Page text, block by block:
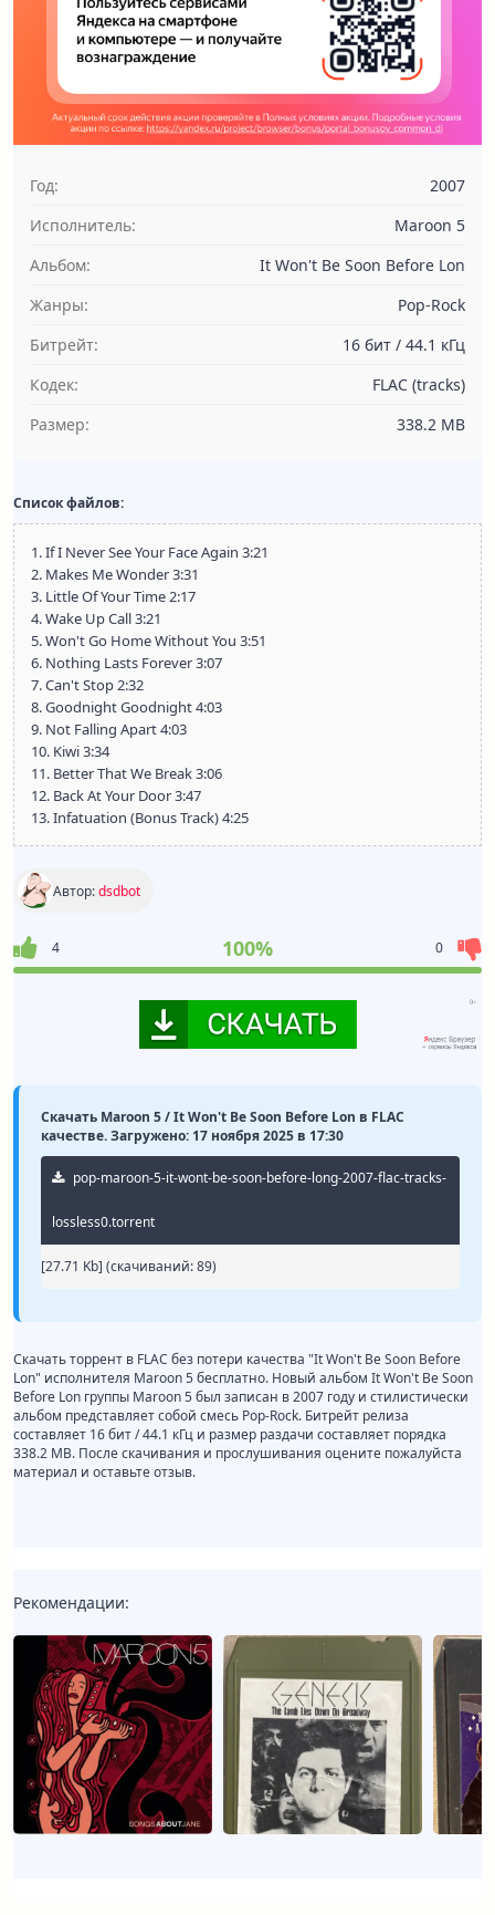
Год:
2007
Исполнитель:
Maroon 5
Альбом:
It Won't Be Soon Before Lon
Жанры:
Pop-Rock
Битрейт:
16 бит / 44.1 кГц
Кодек:
FLAC (tracks)
Размер:
338.2 MB
Список файлов:
1. If I Never See Your Face Again 3:21
2. Makes Me Wonder 3:31
3. Little Of Your Time 2:17
4. Wake Up Call 3:21
5. Won't Go Home Without You 3:51
6. Nothing Lasts Forever 3:07
7. Can't Stop 2:32
8. Goodnight Goodnight 4:03
9. Not Falling Apart 4:03
10. Kiwi 3:34
11. Better That We Break 3:06
12. Back At Your Door 3:47
13. Infatuation (Bonus Track) 4:25
Автор:dsdbot
4 100% 0
Скачать Maroon 5 / It Won't Be Soon Before Lon в FLAC
качестве. Загружено: 17 ноября 2025 в 17:30
pop-maroon-5-it-wont-be-soon-before-long-2007-flac-tracks-
lossless0.torrent
[27.71 Kb] (cкачиваний: 89)
Скачать торрент в FLAC без потери качества "It Won't Be Soon Before
Lon" исполнителя Maroon 5 бесплатно. Новый альбом It Won't Be Soon
Before Lon группы Maroon 5 был записан в 2007 году и стилистически
альбом представляет собой смесь Pop-Rock. Битрейт релиза
составляет 16 бит / 44.1 кГц и размер раздачи составляет порядка
338.2 MB. После скачивания и прослушивания оцените пожалуйста
материал и оставьте отзыв.
Рекомендации: